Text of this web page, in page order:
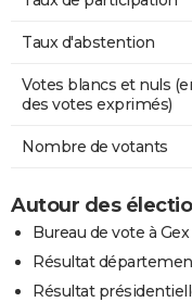
Taux d'abstention
Votes blancs et nuls
des votes exprimés)
Nombre de votants
Autour des
Bureau de vote à Gex
Résultat
Résultat